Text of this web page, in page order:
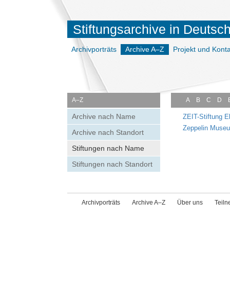
Stiftungsarchive in
Archivporträts Archive A–Z Projekt und
A–Z
Archive nach Name
Archive nach Standort
Stiftungen nach Name
Stiftungen nach Standort
A B C D
ZEIT-Stiftung
Zeppelin
Archivporträts Archive A–Z Über uns